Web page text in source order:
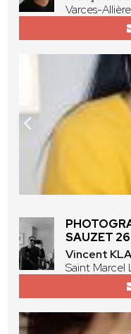
Varces-
SAUZET
Vincent
Saint Marcel